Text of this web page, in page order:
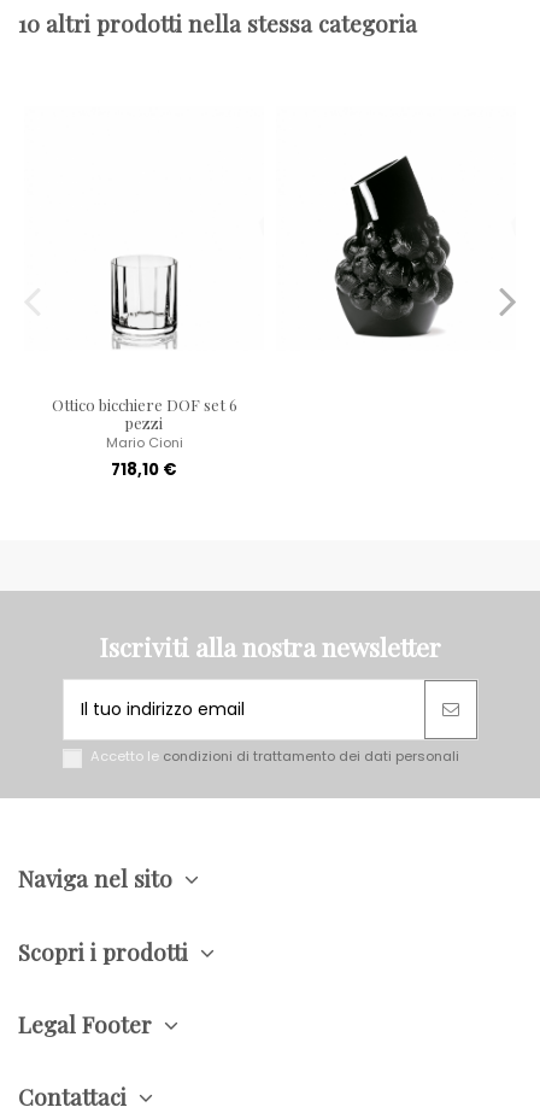
10 altri prodotti nella stessa categoria
Ottico bicchiere DOF set 6
pezzi
Mario Cioni
718,10 €
Iscriviti alla nostra newsletter
Accetto le condizioni di trattamento dei dati personali
Naviga nel sito
Scopri i prodotti
Legal Footer
Contattaci